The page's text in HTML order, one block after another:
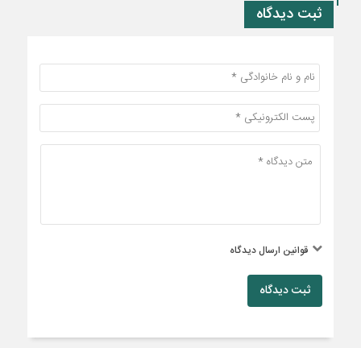
ثبت دیدگاه
قوانین ارسال دیدگاه
ثبت دیدگاه